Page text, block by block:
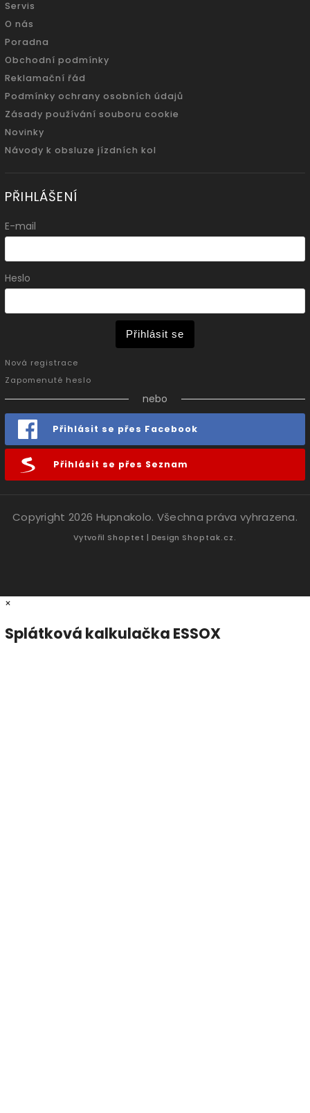
Servis
O nás
Poradna
Obchodní podmínky
Reklamační řád
Podmínky ochrany osobních údajů
Zásady používání souboru cookie
Novinky
Návody k obsluze jízdních kol
PŘIHLÁŠENÍ
E-mail
Heslo
Přihlásit se
Nová registrace
Zapomenuté heslo
nebo
Přihlásit se přes Facebook
Přihlásit se přes Seznam
Copyright 2026 Hupnakolo. Všechna práva vyhrazena.
Vytvořil Shoptet | Design Shoptak.cz.
×
Splátková kalkulačka ESSOX